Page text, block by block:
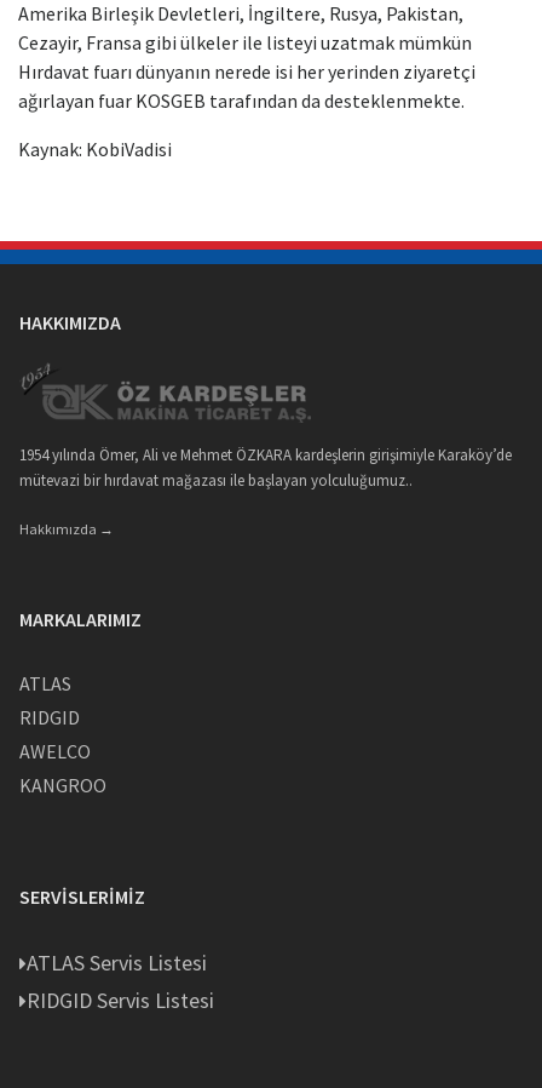
Amerika Birleşik Devletleri, İngiltere, Rusya, Pakistan,
Cezayir, Fransa gibi ülkeler ile listeyi uzatmak mümkün
Hırdavat fuarı dünyanın nerede isi her yerinden ziyaretçi
ağırlayan fuar KOSGEB tarafından da desteklenmekte.
Kaynak: KobiVadisi
HAKKIMIZDA
1954 yılında Ömer, Ali ve Mehmet ÖZKARA kardeşlerin girişimiyle Karaköy’de
mütevazi bir hırdavat mağazası ile başlayan yolculuğumuz..
Hakkımızda →
MARKALARIMIZ
ATLAS
RIDGID
AWELCO
KANGROO
SERVISLERIMIZ
ATLAS Servis Listesi
RIDGID Servis Listesi